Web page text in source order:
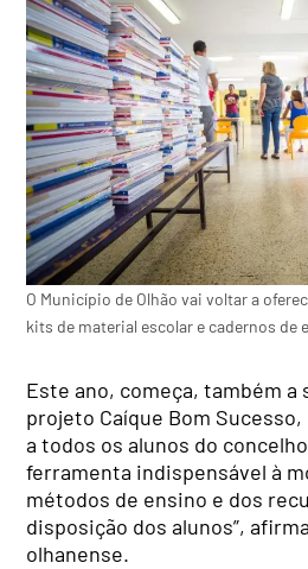
O Município de Olhão vai voltar a
kits de material escolar e cadernos de
Este ano, começa, também a
projeto Caíque Bom
a todos os alunos do
ferramenta indispensável à
métodos de ensino e dos
disposição dos alunos”,
olhanense.